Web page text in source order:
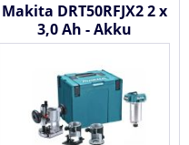
Makita DRT50RFJX2 2 x
3,0 Ah - Akku
Multifunktionsfräse 18